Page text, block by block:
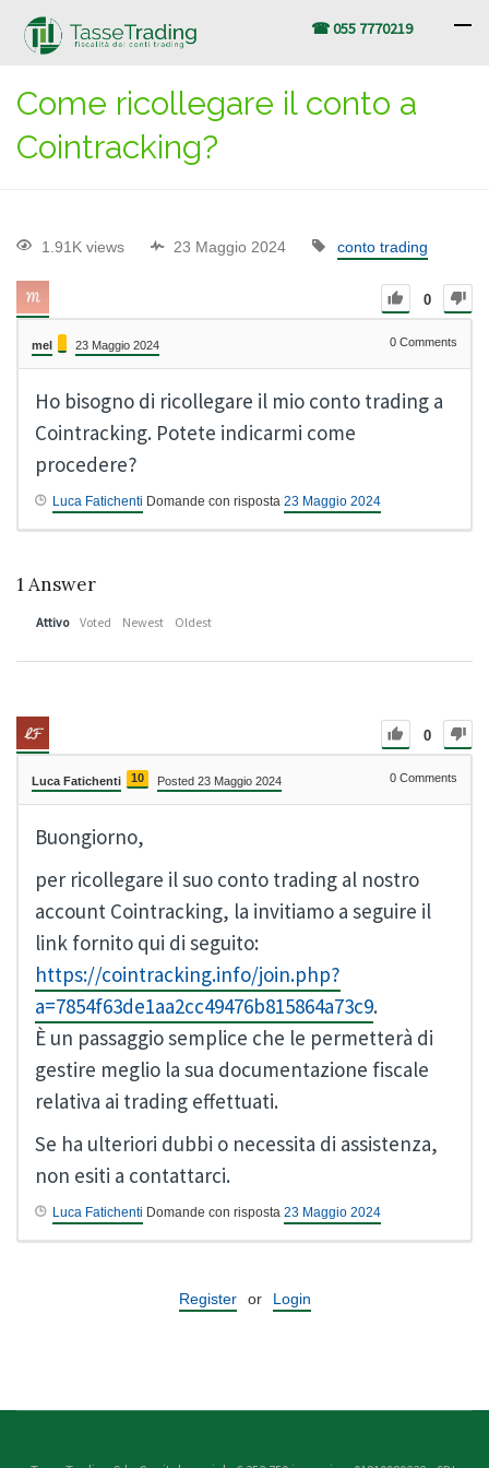
☎ 055 7770219
Come ricollegare il conto a
Cointracking?
1.91K views 23 Maggio 2024 conto trading
0
mel 23 Maggio 2024 0 Comments
Ho bisogno di ricollegare il mio conto trading a
Cointracking. Potete indicarmi come
procedere?
Luca Fatichenti Domande con risposta 23 Maggio 2024
1 Answer
Attivo Voted Newest Oldest
0
Luca Fatichenti 10 Posted 23 Maggio 2024 0 Comments
Buongiorno,
per ricollegare il suo conto trading al nostro
account Cointracking, la invitiamo a seguire il
link fornito qui di seguito:
https://cointracking.info/join.php?
a=7854f63de1aa2cc49476b815864a73c9.
È un passaggio semplice che le permetterà di
gestire meglio la sua documentazione fiscale
relativa ai trading effettuati.
Se ha ulteriori dubbi o necessita di assistenza,
non esiti a contattarci.
Luca Fatichenti Domande con risposta 23 Maggio 2024
Register or Login